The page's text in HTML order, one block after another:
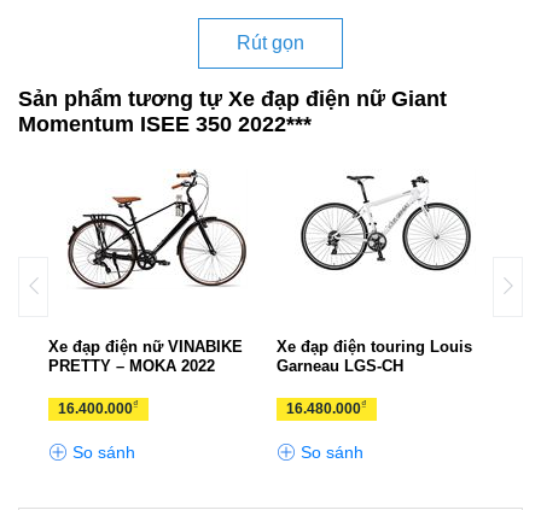
Rút gọn
Sản phẩm tương tự Xe đạp điện nữ Giant
Momentum ISEE 350 2022***
Xe đạp điện nữ VINABIKE
PRETTY – MOKA 2022
16.400.000₫
So sánh
Xe đạp điện touring Louis
Garneau LGS-CH
16.480.000₫
So sánh